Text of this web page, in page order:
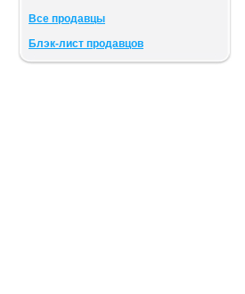
Все продавцы
Блэк-лист продавцов